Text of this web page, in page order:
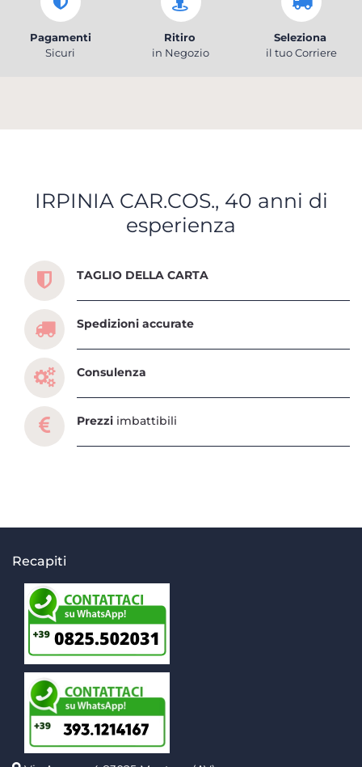
Pagamenti
Sicuri
Ritiro
in Negozio
Seleziona
il tuo Corriere
IRPINIA CAR.COS., 40 anni di
esperienza
Scopri tutti i servizi che ti abbiamo dedicato
TAGLIO DELLA CARTA
Spedizioni accurate
Consulenza
Prezzi imbattibili
Recapiti